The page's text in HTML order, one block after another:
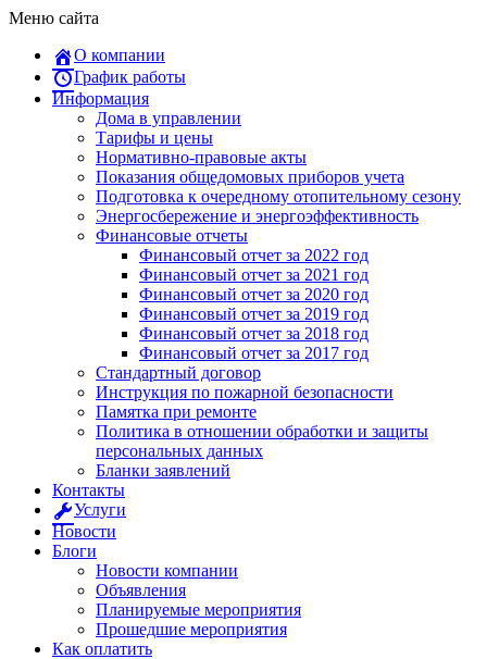
Меню сайта
О компании
График работы
Информация
Дома в управлении
Тарифы и цены
Нормативно-правовые акты
Показания общедомовых приборов учета
Подготовка к очередному отопительному сезону
Энергосбережение и энергоэффективность
Финансовые отчеты
Финансовый отчет за 2022 год
Финансовый отчет за 2021 год
Финансовый отчет за 2020 год
Финансовый отчет за 2019 год
Финансовый отчет за 2018 год
Финансовый отчет за 2017 год
Стандартный договор
Инструкция по пожарной безопасности
Памятка при ремонте
Политика в отношении обработки и защиты
персональных данных
Бланки заявлений
Контакты
Услуги
Новости
Блоги
Новости компании
Объявления
Планируемые мероприятия
Прошедшие мероприятия
Как оплатить